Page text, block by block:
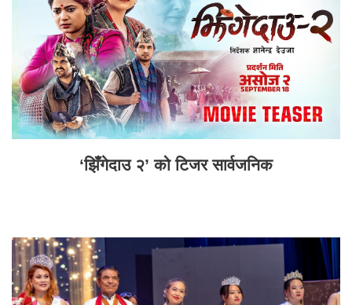
‘झिँगेदाउ २’ को टिजर सार्वजनिक